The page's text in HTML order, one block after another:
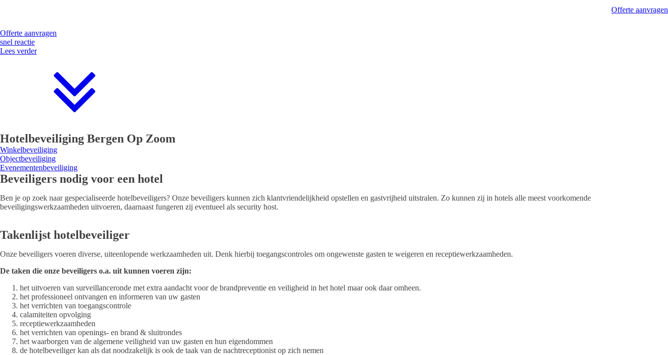
Offerte aanvragen
Offerte aanvragen
snel reactie
Lees verder
Hotelbeveiliging Bergen Op Zoom
Winkelbeveiliging
Objectbeveiliging
Evenementenbeveiliging
Beveiligers nodig voor een hotel
Ben je op zoek naar gespecialiseerde hotelbeveiligers? Onze beveiligers kunnen zich klantvriendelijkheid opstellen en gastvrijheid uitstralen. Zo kunnen zij in hotels alle meest voorkomende
beveiligingswerkzaamheden uitvoeren, daarnaast fungeren zij eventueel als security host.
Takenlijst hotelbeveiliger
Onze beveiligers voeren diverse, uiteenlopende werkzaamheden uit. Denk hierbij toegangscontroles om ongewenste gasten te weigeren en receptiewerkzaamheden.
De taken die onze beveiligers o.a. uit kunnen voeren zijn:
het uitvoeren van surveillanceronde met extra aandacht voor de brandpreventie en veiligheid in het hotel maar ook daar omheen.
het professioneel ontvangen en informeren van uw gasten
het verrichten van toegangscontrole
calamiteiten opvolging
receptiewerkzaamheden
het verrichten van openings- en brand & sluitrondes
het waarborgen van de algemene veiligheid van uw gasten en hun eigendommen
de hotelbeveiliger kan als dat noodzakelijk is ook de taak van de nachtreceptionist op zich nemen